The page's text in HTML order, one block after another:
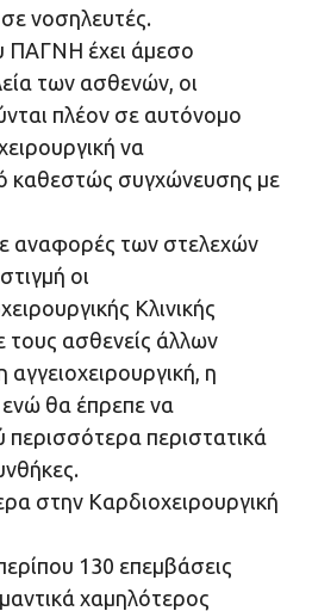
νοσηλευτές.
ΠΑΓΝΗ έχει άμεσο
των ασθενών, οι
πλέον σε αυτόνομο
να
καθεστώς συγχώνευσης με
αναφορές των στελεχών
οι
Κλινικής
τους ασθενείς άλλων
αγγειοχειρουργική, η
θα έπρεπε να
περισσότερα περιστατικά
στην Καρδιοχειρουργική
130 επεμβάσεις
χαμηλότερος